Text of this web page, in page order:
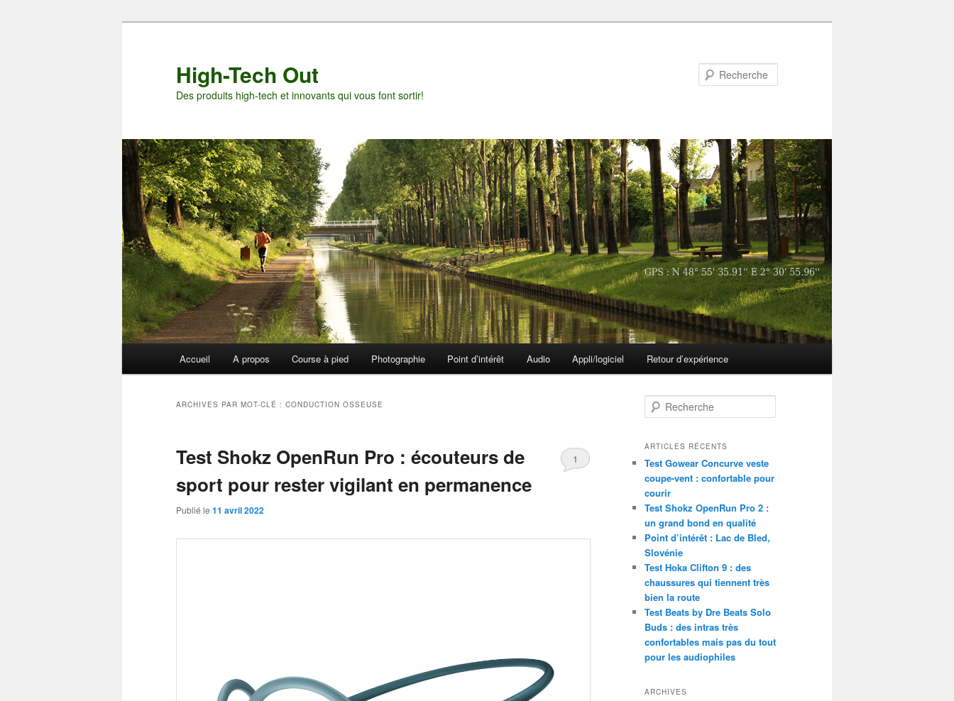
High-Tech Out
Des produits high-tech et innovants qui vous font sortir!
Accueil A propos Course à pied Photographie Point d’intérêt Audio Appli/logiciel Retour d’expérience
ARCHIVES PAR MOT-CLÉ : CONDUCTION OSSEUSE
Test Shokz OpenRun Pro : écouteurs de
sport pour rester vigilant en permanence
Publié le 11 avril 2022
1
e
h
r
c
h
e
ARTICLES RÉCENTS
Test Gowear Concurve veste
coupe-vent : confortable pour
courir
Test Shokz OpenRun Pro 2 :
un grand bond en qualité
Point d’intérêt : Lac de Bled,
Slovénie
Test Hoka Clifton 9 : des
chaussures qui tiennent très
bien la route
Test Beats by Dre Beats Solo
Buds : des intras très
confortables mais pas du tout
pour les audiophiles
ARCHIVES